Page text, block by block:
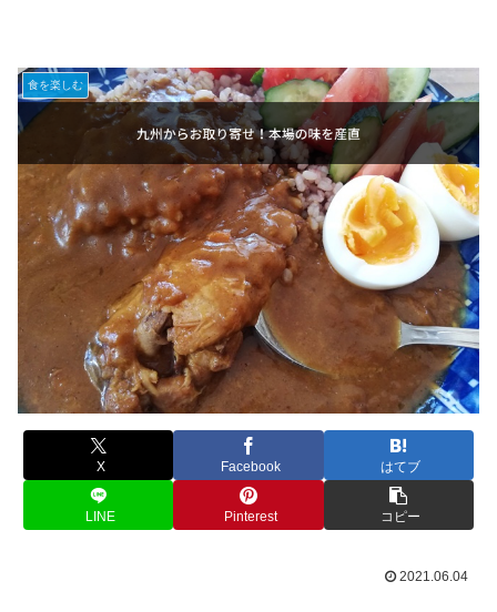
食を楽しむ
X Facebook はてブ
LINE Pinterest コピー
2021.06.04